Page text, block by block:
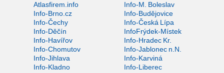
Atlasfirem.info
Info-M. Boleslav
Info-Brno.cz
Info-Budějovice
Info-Čechy
Info-Česká Lípa
Info-Děčín
InfoFrýdek-Místek
Info-Havířov
Info-Hradec Kr.
Info-Chomutov
Info-Jablonec n.N.
Info-Jihlava
Info-Karviná
Info-Kladno
Info-Liberec